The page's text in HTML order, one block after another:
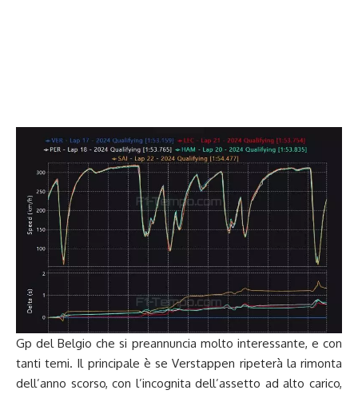
Gp del Belgio che si preannuncia molto interessante, e con
tanti temi. Il principale è se Verstappen ripeterà la rimonta
dell’anno scorso, con l’incognita dell’assetto ad alto carico,